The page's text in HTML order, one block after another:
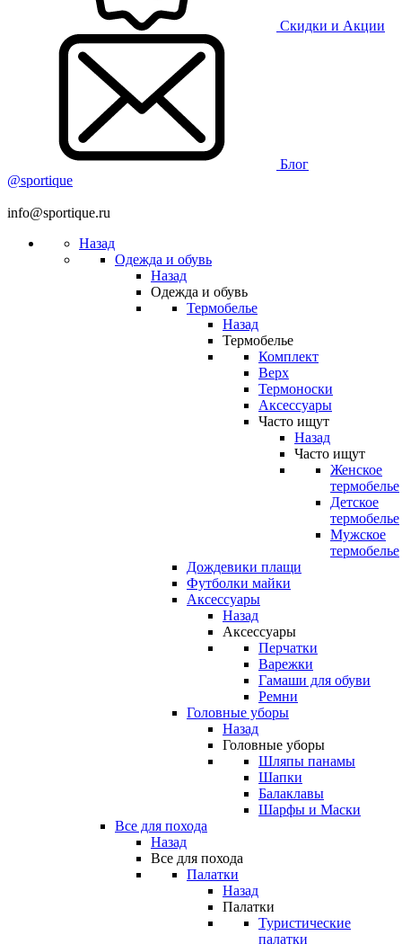
Скидки и Акции
Блог
@sportique
info@sportique.ru
Назад
Одежда и обувь
Назад
Одежда и обувь
Термобелье
Назад
Термобелье
Комплект
Верх
Термоноски
Аксессуары
Часто ищут
Назад
Часто ищут
Женское
термобелье
Детское
термобелье
Мужское
термобелье
Дождевики плащи
Футболки майки
Аксессуары
Назад
Аксессуары
Перчатки
Варежки
Гамаши для обуви
Ремни
Головные уборы
Назад
Головные уборы
Шляпы панамы
Шапки
Балаклавы
Шарфы и Маски
Все для похода
Назад
Все для похода
Палатки
Назад
Палатки
Туристические
палатки